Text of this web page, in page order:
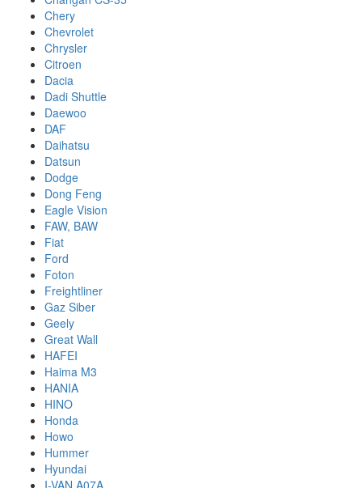
Chery
Chevrolet
Chrysler
Citroen
Dacia
Dadi Shuttle
Daewoo
DAF
Daihatsu
Datsun
Dodge
Dong Feng
Eagle Vision
FAW, BAW
Fiat
Ford
Foton
Freightliner
Gaz Siber
Geely
Great Wall
HAFEI
Haima M3
HANIA
HINO
Honda
Howo
Hummer
Hyundai
I-VAN A07A